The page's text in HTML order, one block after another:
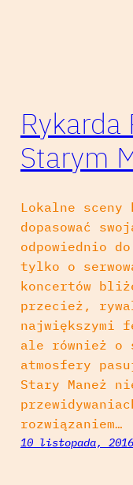
Rykarda
Starym
Lokalne
dopasować
odpowiednio
tylko o
koncertów
przecież,
największymi
ale również o
atmosfery
Stary Maneż
rozwiązaniem…
10 listopada, 2016